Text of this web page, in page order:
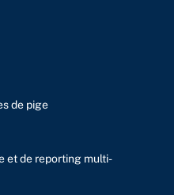
de pige
et de reporting multi-